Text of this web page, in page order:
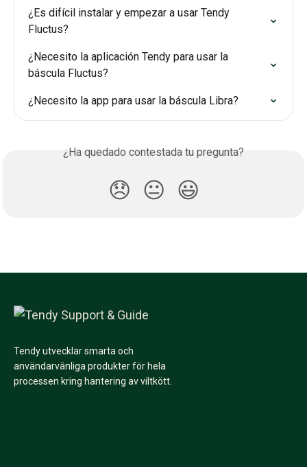
¿Es difícil instalar y empezar a usar Tendy
Fluctus?
¿Necesito la aplicación Tendy para usar la
báscula Fluctus?
¿Necesito la app para usar la báscula Libra?
¿Ha quedado contestada tu pregunta?
😞 😐 😃
Tendy utvecklar smarta och
användarvänliga produkter för hela
processen kring hantering av viltkött.